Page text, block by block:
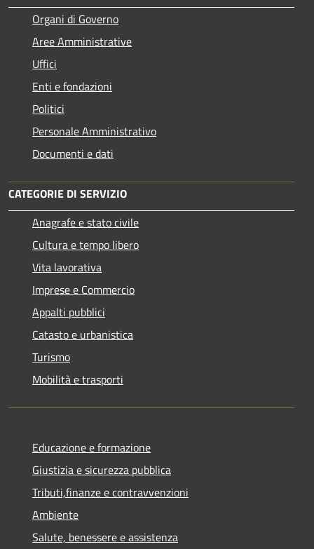
Organi di Governo
Aree Amministrative
Uffici
Enti e fondazioni
Politici
Personale Amministrativo
Documenti e dati
CATEGORIE DI SERVIZIO
Anagrafe e stato civile
Cultura e tempo libero
Vita lavorativa
Imprese e Commercio
Appalti pubblici
Catasto e urbanistica
Turismo
Mobilità e trasporti
Educazione e formazione
Giustizia e sicurezza pubblica
Tributi,finanze e contravvenzioni
Ambiente
Salute, benessere e assistenza